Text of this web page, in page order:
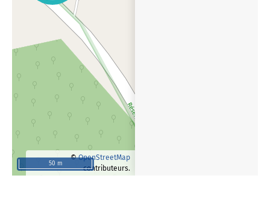
©OpenStreetMap
contributeurs.
50 m